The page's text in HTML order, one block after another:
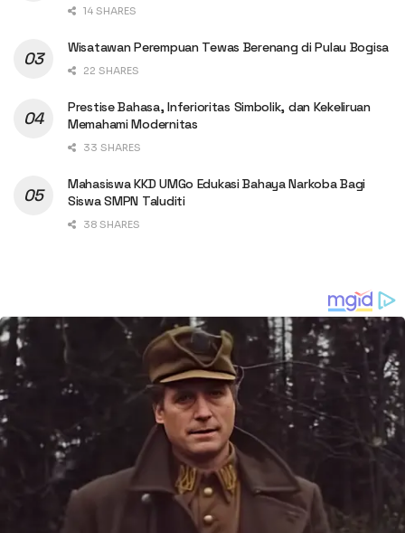
14 SHARES
Wisatawan Perempuan Tewas Berenang di Pulau Bogisa
22 SHARES
Prestise Bahasa, Inferioritas Simbolik, dan Kekeliruan
Memahami Modernitas
33 SHARES
Mahasiswa KKD UMGo Edukasi Bahaya Narkoba Bagi
Siswa SMPN Taluditi
38 SHARES